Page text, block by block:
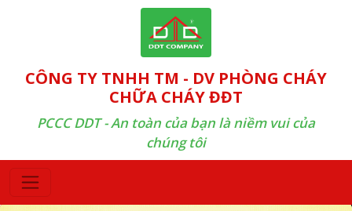
CÔNG TY TNHH TM - DV PHÒNG CHÁY
CHỮA CHÁY ĐĐT
PCCC DDT - An toàn của bạn là niềm vui của
chúng tôi